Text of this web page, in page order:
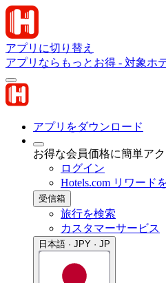
アプリに切り替え
アプリならもっとお得 - 対象ホ
アプリをダウンロード
お得な会員価格に簡単ア
ログイン
Hotels.com リワード
受信箱
旅行を検索
カスタマーサービス
日本語 · JPY · JP